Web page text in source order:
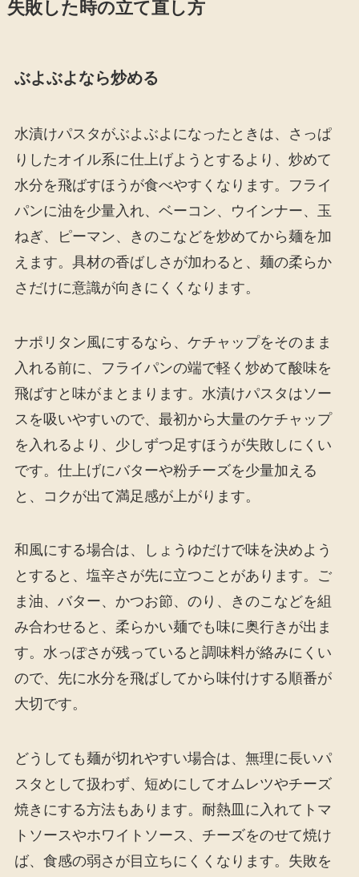
失敗した時の立て直し方
ぶよぶよなら炒める
水漬けパスタがぶよぶよになったときは、さっぱ
りしたオイル系に仕上げようとするより、炒めて
水分を飛ばすほうが食べやすくなります。フライ
パンに油を少量入れ、ベーコン、ウインナー、玉
ねぎ、ピーマン、きのこなどを炒めてから麺を加
えます。具材の香ばしさが加わると、麺の柔らか
さだけに意識が向きにくくなります。
ナポリタン風にするなら、ケチャップをそのまま
入れる前に、フライパンの端で軽く炒めて酸味を
飛ばすと味がまとまります。水漬けパスタはソー
スを吸いやすいので、最初から大量のケチャップ
を入れるより、少しずつ足すほうが失敗しにくい
です。仕上げにバターや粉チーズを少量加える
と、コクが出て満足感が上がります。
和風にする場合は、しょうゆだけで味を決めよう
とすると、塩辛さが先に立つことがあります。ご
ま油、バター、かつお節、のり、きのこなどを組
み合わせると、柔らかい麺でも味に奥行きが出ま
す。水っぽさが残っていると調味料が絡みにくい
ので、先に水分を飛ばしてから味付けする順番が
大切です。
どうしても麺が切れやすい場合は、無理に長いパ
スタとして扱わず、短めにしてオムレツやチーズ
焼きにする方法もあります。耐熱皿に入れてトマ
トソースやホワイトソース、チーズをのせて焼け
ば、食感の弱さが目立ちにくくなります。失敗を